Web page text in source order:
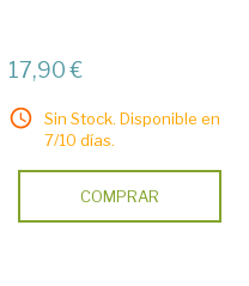
17,90 €
Sin Stock. Disponible en
7/10 días.
COMPRAR